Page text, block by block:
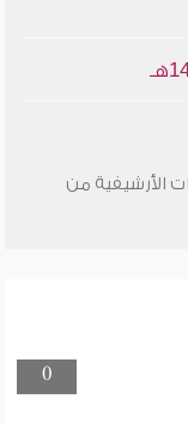
الأرشيفية من
0